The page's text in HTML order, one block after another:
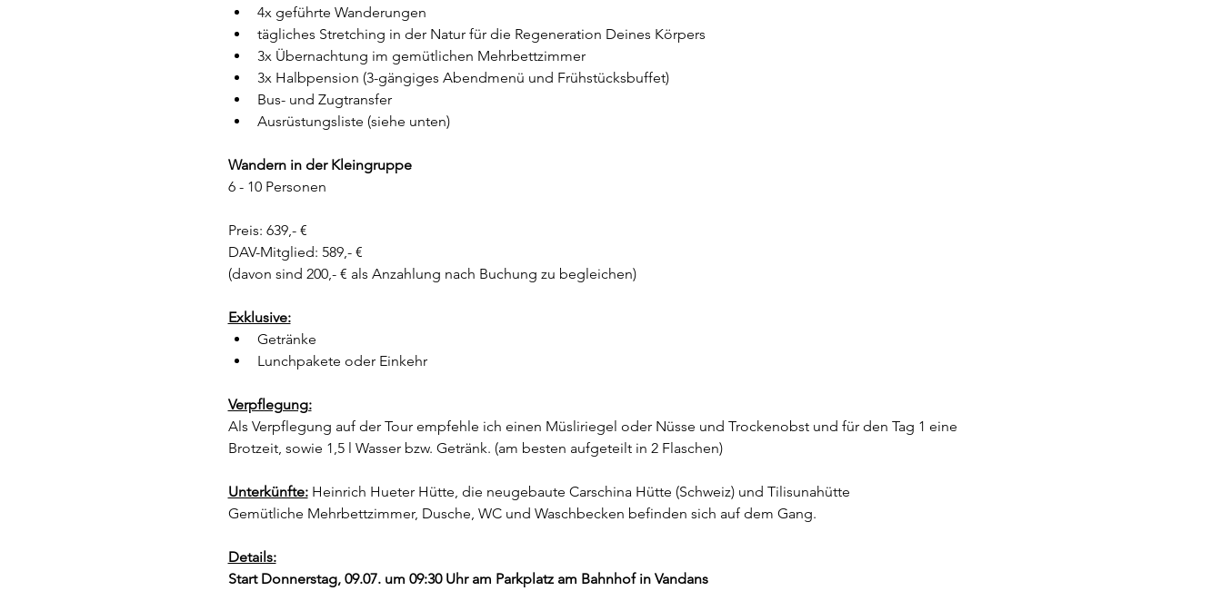
4x geführte Wanderungen
tägliches Stretching in der Natur für die Regeneration Deines Körpers
3x Übernachtung im gemütlichen Mehrbettzimmer
3x Halbpension (3-gängiges Abendmenü und Frühstücksbuffet)
Bus- und Zugtransfer
Ausrüstungsliste (siehe unten)
Wandern in der Kleingruppe
6 - 10 Personen
Preis: 639,- €
DAV-Mitglied: 589,- €
(davon sind 200,- € als Anzahlung nach Buchung zu begleichen)
Exklusive:
Getränke
Lunchpakete oder Einkehr
Verpflegung:
Als Verpflegung auf der Tour empfehle ich einen Müsliriegel oder Nüsse und Trockenobst und für den Tag 1 eine
Brotzeit, sowie 1,5 l Wasser bzw. Getränk. (am besten aufgeteilt in 2 Flaschen)
Unterkünfte: Heinrich Hueter Hütte, die neugebaute Carschina Hütte (Schweiz) und Tilisunahütte
Gemütliche Mehrbettzimmer, Dusche, WC und Waschbecken befinden sich auf dem Gang.
Details:
Start Donnerstag, 09.07. um 09:30 Uhr am Parkplatz am Bahnhof in Vandans